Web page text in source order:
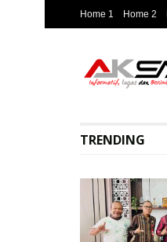
Home 1 Home 2
TRENDING